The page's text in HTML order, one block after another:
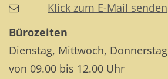
Klick zum E-Mail senden
Bürozeiten
Dienstag, Mittwoch, Donnerstag
von 09.00 bis 12.00 Uhr